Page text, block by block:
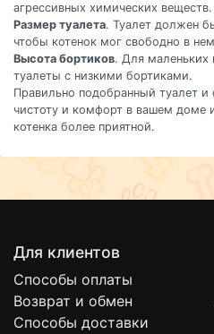
агрессивных химических веществ.
Размер туалета. Туалет должен
чтобы котенок мог свободно в
Высота бортиков. Для маленьких
туалеты с низкими бортиками.
Правильно подобранный туалет и
чистоту и комфорт в вашем доме
котенка более приятной.
Для клиентов
Способы оплаты
Возврат и обмен
Способы доставки